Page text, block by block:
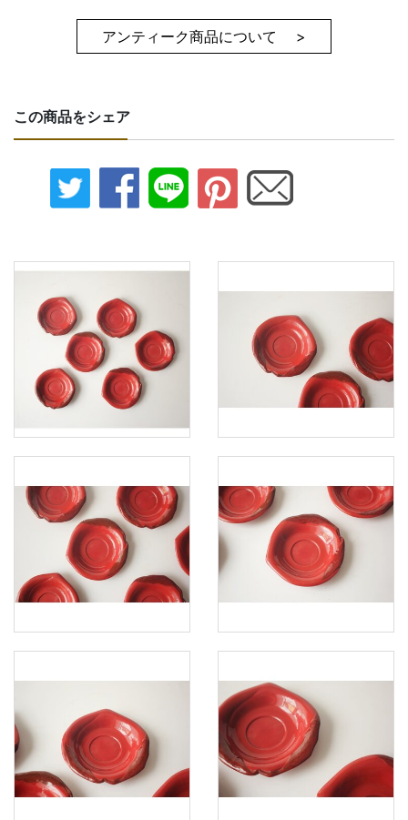
アンティーク商品について >
この商品をシェア